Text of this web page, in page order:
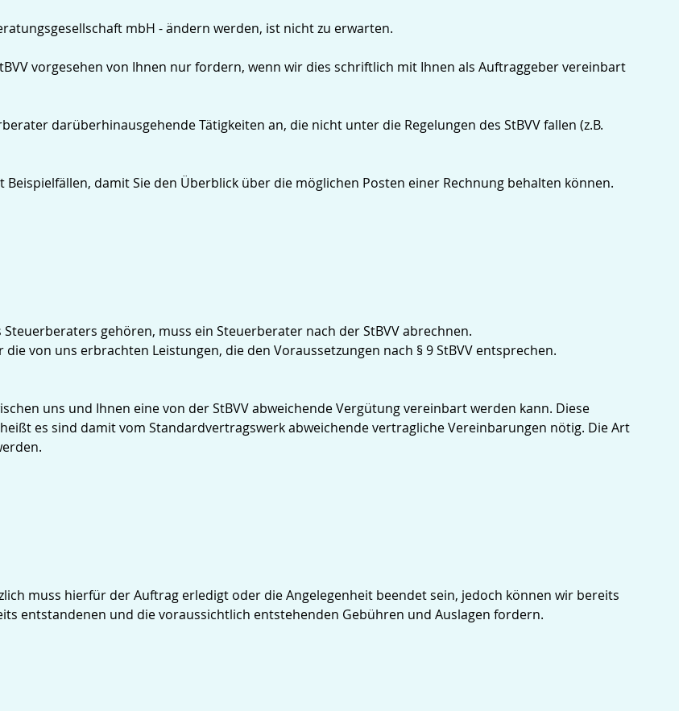
mbH - ändern werden, ist nicht zu erwarten.
vorgesehen von Ihnen nur fordern, wenn wir dies schriftlich mit Ihnen als Auftraggeber vereinbart
darüberhinausgehende Tätigkeiten an, die nicht unter die Regelungen des StBVV fallen (z.B.
damit Sie den Überblick über die möglichen Posten einer Rechnung behalten können.
gehören, muss ein Steuerberater nach der StBVV abrechnen.
von uns erbrachten Leistungen, die den Voraussetzungen nach § 9 StBVV entsprechen.
uns und Ihnen eine von der StBVV abweichende Vergütung vereinbart werden kann. Diese
es sind damit vom Standardvertragswerk abweichende vertragliche Vereinbarungen nötig. Die Art
muss hierfür der Auftrag erledigt oder die Angelegenheit beendet sein, jedoch können wir bereits
entstandenen und die voraussichtlich entstehenden Gebühren und Auslagen fordern.